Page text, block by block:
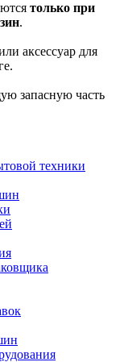
только при
.
аксессуар для
запасную часть
техники